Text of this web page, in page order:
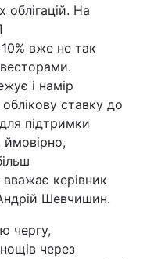
облігацій. На
вже не так
і намір
ставку до
підтримки
ймовірно,
вважає керівник
Шевчишин.
чергу,
через